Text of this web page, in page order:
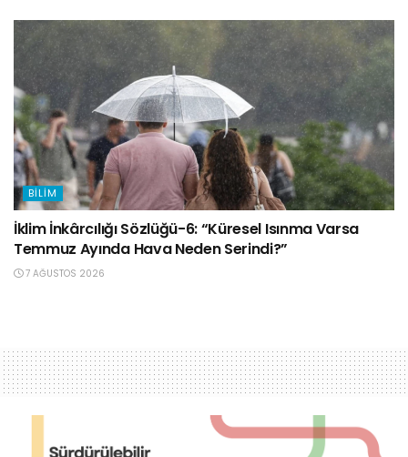
BILIM
İklim İnkârcılığı Sözlüğü-6: “Küresel Isınma Varsa
Temmuz Ayında Hava Neden Serindi?”
7 AĞUSTOS 2026